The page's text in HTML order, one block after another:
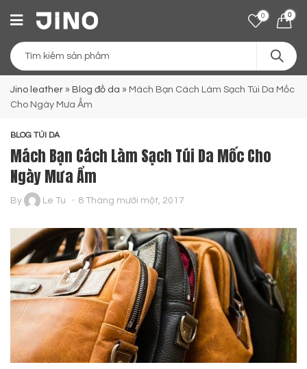
0 0
Jino leather » Blog đồ da » Mách Bạn Cách Làm Sạch Túi Da Mốc
Cho Ngày Mưa Ẩm
BLOG TÚI DA
Mách Bạn Cách Làm Sạch Túi Da Mốc Cho
Ngày Mưa Ẩm
By Le Tu 8 Tháng mười một, 2017